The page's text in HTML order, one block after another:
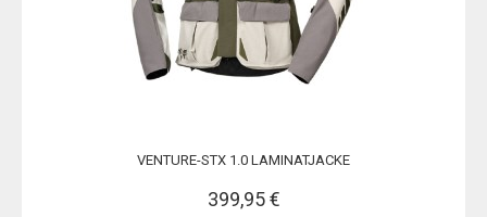
VENTURE-STX 1.0 LAMINATJACKE
399,95 €